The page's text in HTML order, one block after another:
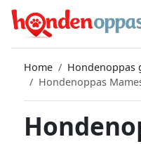
Home Hondenoppas
Hondenoppas